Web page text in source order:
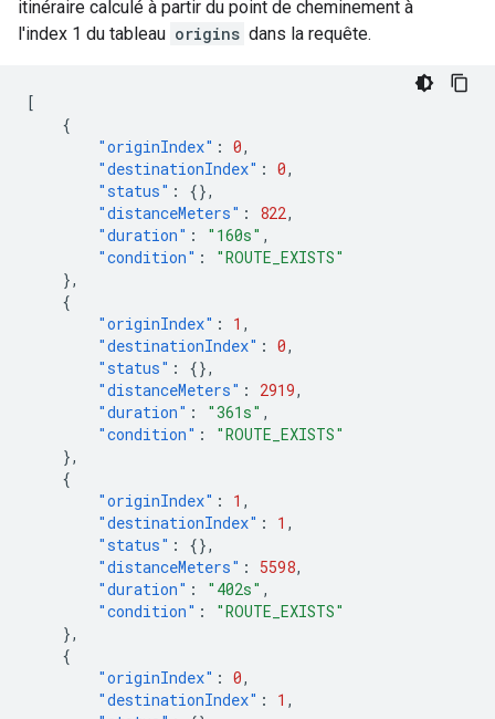
itinéraire calculé à partir du point de cheminement à
l'index 1 du tableau origins dans la requête.
[
{
"originIndex" : 0,
"destinationIndex" : 0,
"status" :
{},
"distanceMeters" : 822,
"duration" : "160s" ,
"condition" :
"ROUTE_EXISTS"
},
{
"originIndex" : 1 ,
"destinationIndex" : 0,
"status" :
{},
"distanceMeters" : 2919,
"duration" : "361s" ,
"condition" :
"ROUTE_EXISTS"
},
{
"originIndex" : 1 ,
"destinationIndex" : 1 ,
"status" :
{},
"distanceMeters" : 5598,
"duration" : "402s" ,
"condition" :
"ROUTE_EXISTS"
},
{
"originIndex" : 0,
"destinationIndex" : 1 ,